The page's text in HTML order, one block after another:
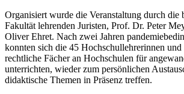
Organisiert wurde die Veranstaltung durch die
Fakultät lehrenden Juristen, Prof. Dr. Peter
Oliver Ehret. Nach zwei Jahren
konnten sich die 45 Hochschullehrerinnen
rechtliche Fächer an Hochschulen für
unterrichten, wieder zum persönlichen
didaktische Themen in Präsenz treffen.